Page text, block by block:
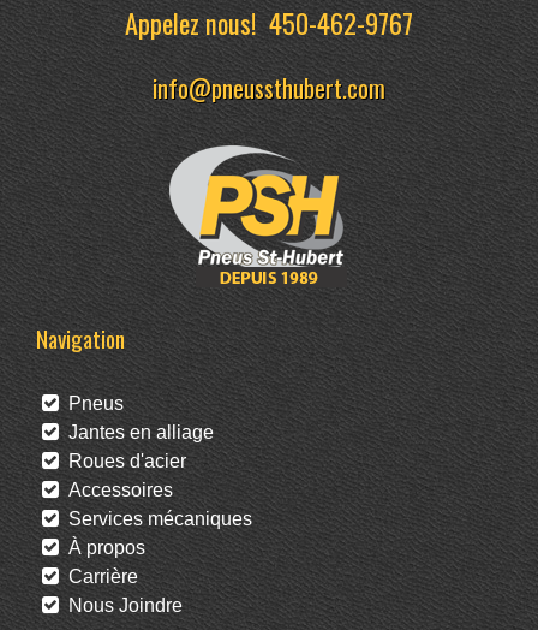
Appelez nous!450-462-9767
info@pneussthubert.com
Navigation
Pneus
Jantes en alliage
Roues d'acier
Accessoires
Services mécaniques
À propos
Carrière
Nous Joindre